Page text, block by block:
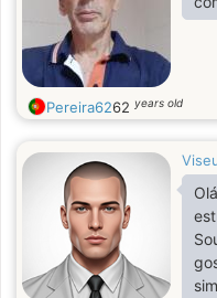
Pereira6262 years old